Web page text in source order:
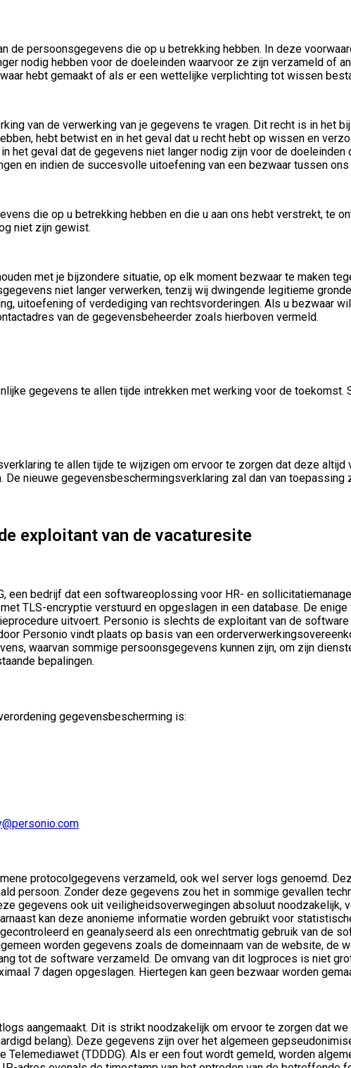
de persoonsgegevens die op u betrekking hebben. In deze
nodig hebben voor de doeleinden waarvoor ze zijn verzameld of
hebt gemaakt of als er een wettelijke verplichting tot wissen
van de verwerking van je gegevens te vragen. Dit recht is in het
hebt betwist en in het geval dat u recht hebt op wissen en
het geval dat de gegevens niet langer nodig zijn voor de
en indien de succesvolle uitoefening van een bezwaar tussen
die op u betrekking hebben en die u aan ons hebt verstrekt, te
niet zijn gewist.
met je bijzondere situatie, op elk moment bezwaar te maken
niet langer verwerken, tenzij wij dwingende legitieme
uitoefening of verdediging van rechtsvorderingen. Als u bezwaar
van de gegevensbeheerder zoals hierboven vermeld.
gegevens te allen tijde intrekken met werking voor de toekomst.
te allen tijde te wijzigen om ervoor te zorgen dat deze
nieuwe gegevensbeschermingsverklaring zal dan van
exploitant van de vacaturesite
een bedrijf dat een softwareoplossing voor HR- en
TLS-encryptie verstuurd en opgeslagen in een database. De
uitvoert. Personio is slechts de exploitant van de
Personio vindt plaats op basis van een
waarvan sommige persoonsgegevens kunnen zijn, om zijn
bepalingen.
gegevensbescherming is:
protocolgegevens verzameld, ook wel server logs genoemd.
persoon. Zonder deze gegevens zou het in sommige gevallen
gegevens ook uit veiligheidsoverwegingen absoluut noodzakelijk,
kan deze anonieme informatie worden gebruikt voor
en geanalyseerd als een onrechtmatig gebruik van de
worden gegevens zoals de domeinnaam van de website, de
tot de software verzameld. De omvang van dit logproces is niet
7 dagen opgeslagen. Hiertegen kan geen bezwaar worden
aangemaakt. Dit is strikt noodzakelijk om ervoor te zorgen dat
belang). Deze gegevens zijn over het algemeen
(TDDDG). Als er een fout wordt gemeld, worden